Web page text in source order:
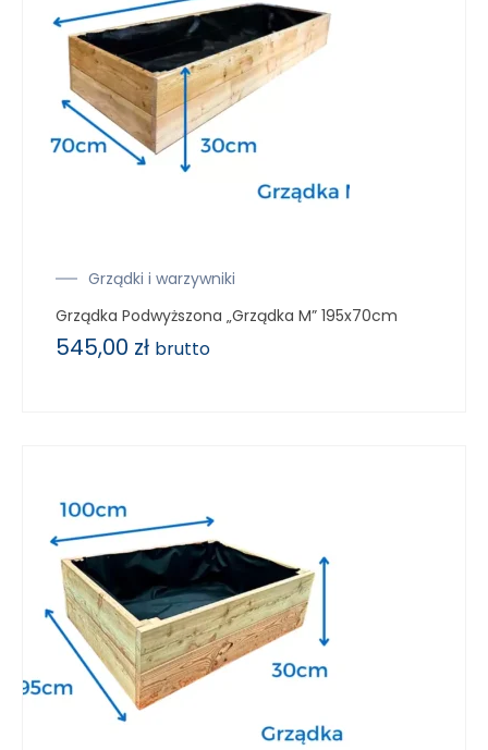
Grządki i warzywniki
Grządka Podwyższona „Grządka M” 195x70cm
545,00 zł brutto